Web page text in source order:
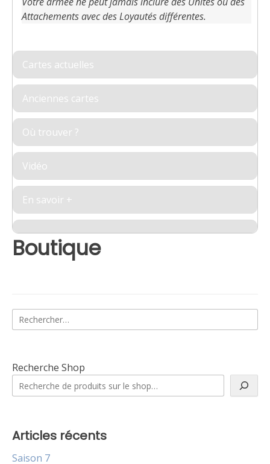
Attachements avec des Loyautés différentes.
Cartes actuelles
Anciennes cartes
Où trouver ?
Vidéo
En savoir +
Boutique
Rechercher :
Recherche Shop
Articles récents
Saison 7